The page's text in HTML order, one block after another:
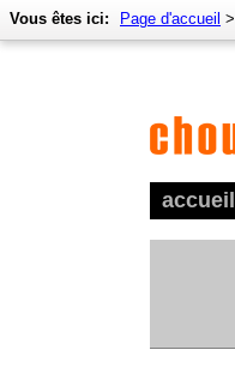
accueil
Vous êtes ici: Page d'accueil >